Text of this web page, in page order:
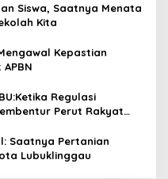
Siswa, Saatnya Menata
Kita
Kepastian
Regulasi
Perut Rakyat
Saatnya Pertanian
Mengubah Wajah Kota Lubuklinggau